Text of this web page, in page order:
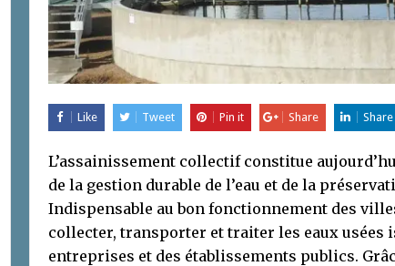
Like Tweet Pin it Share Share
L’assainissement collectif constitue
de la gestion durable de l’eau et de la
Indispensable au bon fonctionnement des
collecter, transporter et traiter les eaux usées
entreprises et des établissements publics.